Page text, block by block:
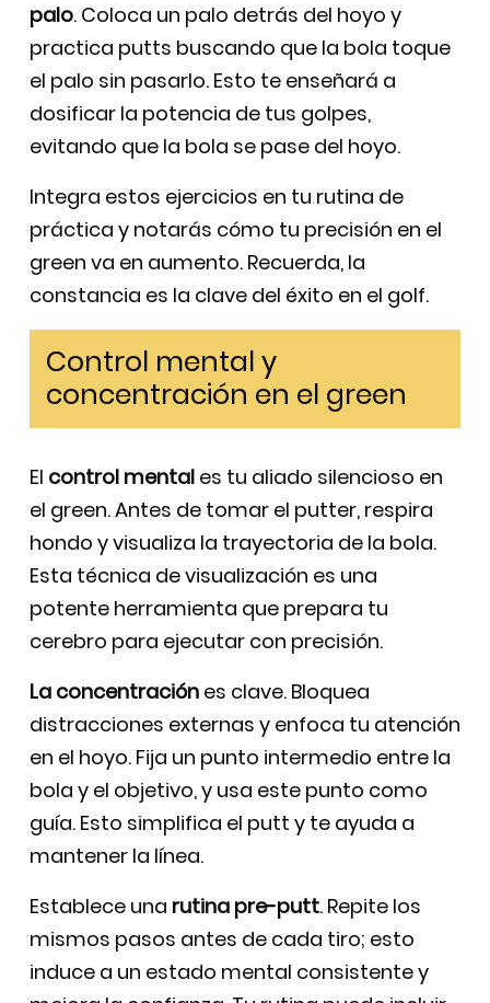
palo. Coloca un palo detrás del hoyo y
practica putts buscando que la bola toque
el palo sin pasarlo. Esto te enseñará a
dosificar la potencia de tus golpes,
evitando que la bola se pase del hoyo.
Integra estos ejercicios en tu rutina de
práctica y notarás cómo tu precisión en el
green va en aumento. Recuerda, la
constancia es la clave del éxito en el golf.
Control mental y
concentración en el green
El control mental es tu aliado silencioso en
el green. Antes de tomar el putter, respira
hondo y visualiza la trayectoria de la bola.
Esta técnica de visualización es una
potente herramienta que prepara tu
cerebro para ejecutar con precisión.
La concentración es clave. Bloquea
distracciones externas y enfoca tu atención
en el hoyo. Fija un punto intermedio entre la
bola y el objetivo, y usa este punto como
guía. Esto simplifica el putt y te ayuda a
mantener la línea.
Establece una rutina pre-putt. Repite los
mismos pasos antes de cada tiro; esto
induce a un estado mental consistente y